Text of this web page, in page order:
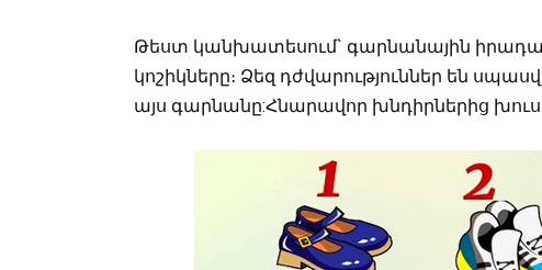
Թեստ կանխատեսում` գարնանային
կոշիկները։ Ձեզ դժվարություններ են
այս գարնանը:Հնարավոր խնդիրներից